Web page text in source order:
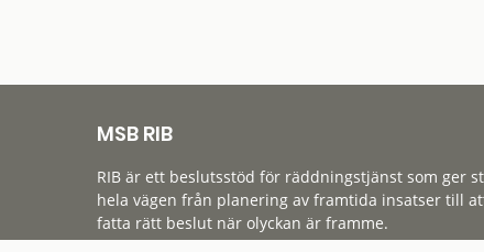
MSB RIB
RIB är ett beslutsstöd för räddningstjänst som ger
hela vägen från planering av framtida insatser till
fatta rätt beslut när olyckan är framme.